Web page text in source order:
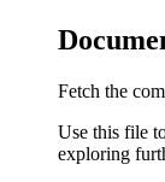
Fetch the
Use this file
exploring